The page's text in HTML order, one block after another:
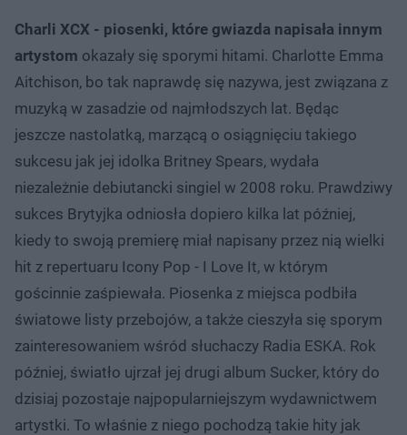
Charli XCX - piosenki, które gwiazda napisała innym
artystom okazały się sporymi hitami. Charlotte Emma
Aitchison, bo tak naprawdę się nazywa, jest związana z
muzyką w zasadzie od najmłodszych lat. Będąc
jeszcze nastolatką, marzącą o osiągnięciu takiego
sukcesu jak jej idolka Britney Spears, wydała
niezależnie debiutancki singiel w 2008 roku. Prawdziwy
sukces Brytyjka odniosła dopiero kilka lat później,
kiedy to swoją premierę miał napisany przez nią wielki
hit z repertuaru Icony Pop - I Love It, w którym
gościnnie zaśpiewała. Piosenka z miejsca podbiła
światowe listy przebojów, a także cieszyła się sporym
zainteresowaniem wśród słuchaczy Radia ESKA. Rok
później, światło ujrzał jej drugi album Sucker, który do
dzisiaj pozostaje najpopularniejszym wydawnictwem
artystki. To właśnie z niego pochodzą takie hity jak